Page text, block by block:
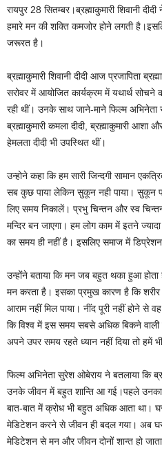
रायपुर 28 सितम्बर।ब्रह्माकुमारी शिवानी
हमारे मन की शक्ति कमजोर होने लगती
जरूरत है।
ब्रह्माकुमारी शिवानी दीदी आज प्रजापिता
सरोवर में आयोजित कार्यक्रम में यथार्थ
रही थीं। उनके साथ जाने-माने फिल्म अभिनेता
ब्रह्माकुमारी कमला दीदी, ब्रह्माकुमारी आशा
हेमलता दीदी भी उपस्थित थीं।
उन्होने कहा कि हम सारी जिन्दगी सामान
सब कुछ पाया लेकिन सुकून नही पाया। सुकून
लिए समय निकालें। प्रभु चिन्तन और स्व
मन्दिर बन जाएगा। हम लोग काम में इतने
का समय ही नहीं है। इसलिए समाज में
उन्होंने बताया कि मन जब बहुत थका हुआ
मन करता है। इसका प्रमुख कारण है कि शरीर
आराम नहीं मिल पाया। नींद पूरी नहीं होने से
कि विश्व में इस समय सबसे अधिक बिकने वाली
अपने उपर समय रहते ध्यान नहीं दिया तो हमें
फिल्म अभिनेता सुरेश ओबेराय ने बतलाया कि
उनके जीवन में बहुत शान्ति आ गई।पहले उनका
बात-बात में क्रोध भी बहुत अधिक आता
मेडिटेशन करने से जीवन ही बदल गया। अब
मेडिटेशन से मन और जीवन दोनों शान्त हो